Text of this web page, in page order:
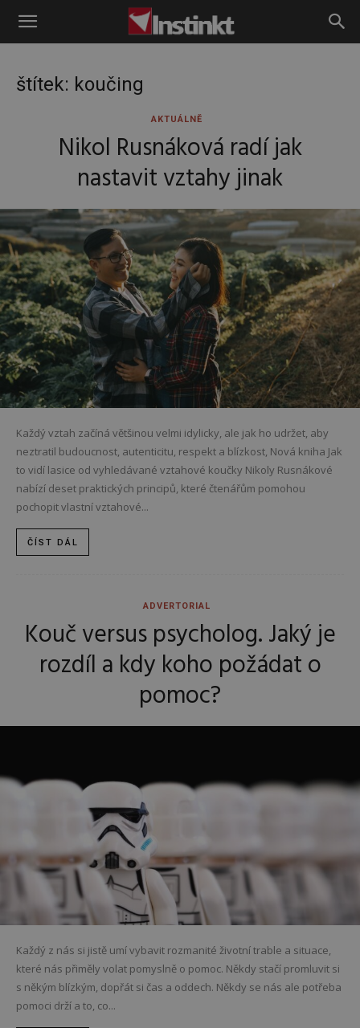
Instinkt
štítek: koučing
AKTUÁLNĚ
Nikol Rusnáková radí jak
nastavit vztahy jinak
Každý vztah začíná většinou velmi idylicky, ale jak ho udržet, aby
neztratil budoucnost, autenticitu, respekt a blízkost, Nová kniha Jak
to vidí lasice od vyhledávané vztahové koučky Nikoly Rusnákové
nabízí deset praktických principů, které čtenářům pomohou
pochopit vlastní vztahové...
ČÍST DÁL
ADVERTORIAL
Kouč versus psycholog. Jaký je
rozdíl a kdy koho požádat o
pomoc?
Každý z nás si jistě umí vybavit rozmanité životní trable a situace,
které nás přiměly volat pomyslně o pomoc. Někdy stačí promluvit si
s někým blízkým, dopřát si čas a oddech. Někdy se nás ale potřeba
pomoci drží a to, co...